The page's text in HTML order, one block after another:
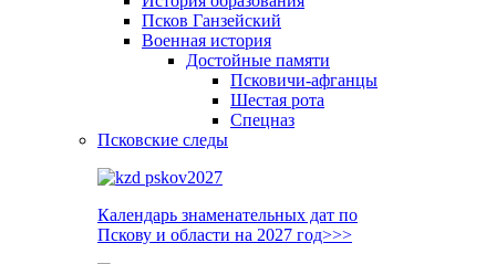
Псков Ганзейский
Военная история
Достойные памяти
Псковичи-афганцы
Шестая рота
Спецназ
Псковские следы
Календарь знаменательных дат по
Пскову и области на 2027 год>>>